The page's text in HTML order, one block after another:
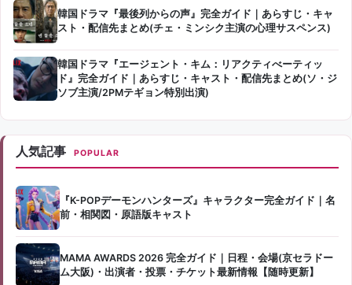
韓国ドラマ『最後列からの声』完全ガイド｜あらすじ・キャ
スト・配信先まとめ(チェ・ミンシク主演の心理サスペンス)
韓国ドラマ『エージェント・キム：リアクティべーティッ
ド』完全ガイド｜あらすじ・キャスト・配信先まとめ(ソ・ジ
ソブ主演/2PMテギョン特別出演)
人気記事 POPULAR
『K-POPデーモンハンターズ』キャラクター完全ガイド｜名
前・相関図・原語版キャスト
MAMA AWARDS 2026 完全ガイド｜日程・会場(京セラドー
ム大阪)・出演者・投票・チケット最新情報【随時更新】